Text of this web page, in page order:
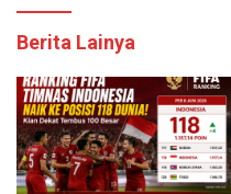
Berita Lainya